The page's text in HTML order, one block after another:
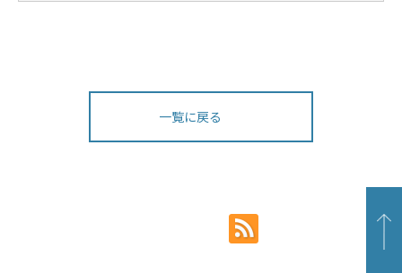
一覧に戻る